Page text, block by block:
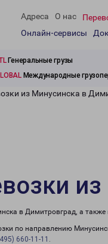
Адреса О нас
Онлайн-сервисы
Генеральные грузы
Международные
из Минусинска в
в Димитровград, а
по направлению
660-11-11 .